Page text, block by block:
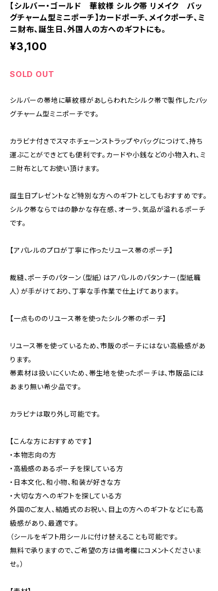
【シルバー・ゴールド 華紋様 シルク帯 リメイク バッ
グチャーム型ミニポーチ】カードポーチ、メイクポーチ、ミ
ニ財布、誕生日、外国人の方へのギフトにも。
¥3,100
SOLD OUT
シルバーの帯地に華紋様があしらわれたシルク帯で製作したバッ
グチャーム型ミニポーチです。
カラビナ付きでスマホチェーンストラップやバッグにつけて、持ち
運ぶことができとても便利です。カードや小銭などの小物入れ、ミ
ニ財布としてお使い頂けます。
誕生日プレゼントなど特別な方へのギフトとしてもおすすめです。
シルク帯ならではの静かな存在感、オーラ、気品が溢れるポーチ
です。
【アパレルのプロが丁寧に作ったリユース帯のポーチ】
裁縫、ポーチのパターン（型紙）はアパレルのパタンナー(型紙職
人）が手がけており、丁寧な手作業で仕上げてあります。
【一点もののリユース帯を使ったシルク帯のポーチ】
リユース帯を使っているため、市販のポーチにはない高級感があ
ります。
帯素材は扱いにくいため、帯生地を使ったポーチは、市販品には
あまり無い希少品です。
カラビナは取り外し可能です。
【こんな方におすすめです】
・本物志向の方
・高級感のあるポーチを探している方
・日本文化、和小物、和装が好きな方
・大切な方へのギフトを探している方
外国のご友人、結婚式のお祝い、目上の方へのギフトなどにも高
級感があり、最適です。
（シールをギフト用シールに付け替えることも可能です。
無料で承りますので、ご希望の方は備考欄にコメントくださいま
せ。）